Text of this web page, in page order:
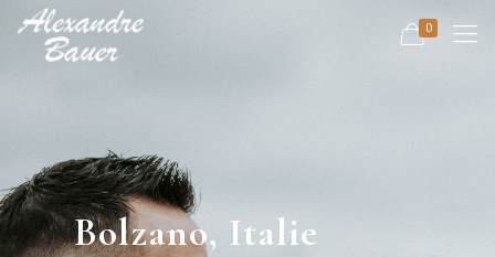
0
Bolzano, Italie